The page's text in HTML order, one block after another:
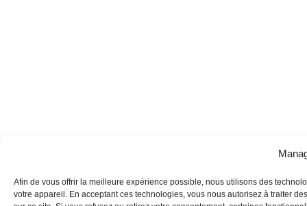
Afin de vous offrir la meilleure expérience possible, nous utilisons des
votre appareil. En acceptant ces technologies, vous nous autorisez à traiter